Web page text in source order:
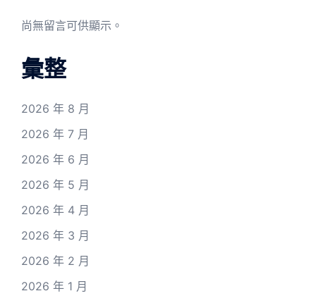
尚無留言可供顯示。
彙整
2026 年 8 月
2026 年 7 月
2026 年 6 月
2026 年 5 月
2026 年 4 月
2026 年 3 月
2026 年 2 月
2026 年 1 月